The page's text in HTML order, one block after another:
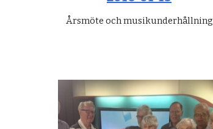
Årsmöte och musikunderhållning